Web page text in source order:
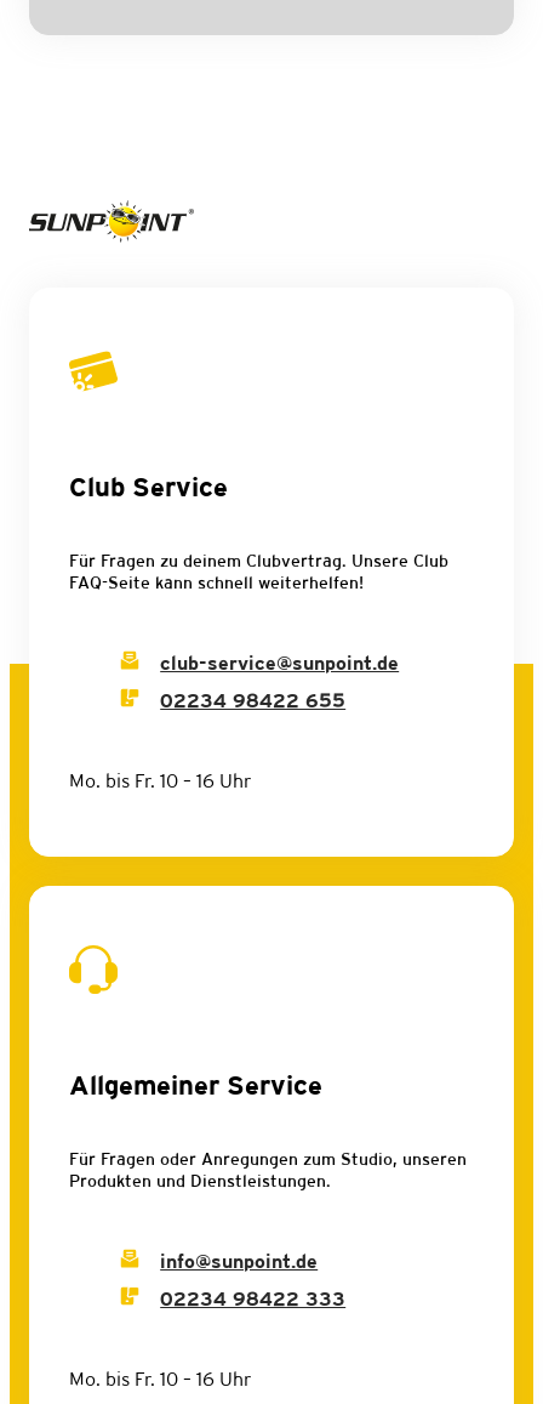
Club Service
Für Fragen zu deinem Clubvertrag. Unsere Club
FAQ-Seite kann schnell weiterhelfen!
club-service@sunpoint.de
02234 98422 655
Mo. bis Fr. 10 – 16 Uhr
Allgemeiner Service
Für Fragen oder Anregungen zum Studio, unseren
Produkten und Dienstleistungen.
info@sunpoint.de
02234 98422 333
Mo. bis Fr. 10 – 16 Uhr